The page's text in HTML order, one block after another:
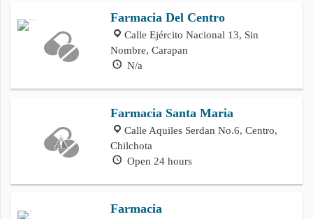
Farmacia Del Centro
Calle Ejército Nacional 13, Sin
Nombre, Carapan
N/a
Farmacia Santa Maria
Calle Aquiles Serdan No.6, Centro,
Chilchota
Open 24 hours
Farmacia